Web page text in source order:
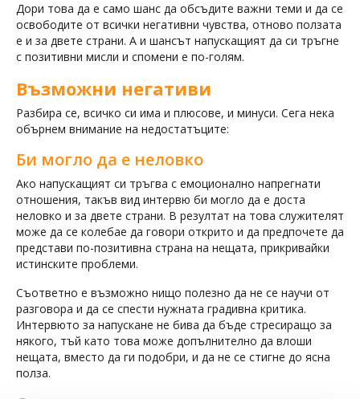
Дори това да е само шанс да обсъдите важни теми и да се
освободите от всички негативни чувства, отново ползата
е и за двете страни. А и шансът напускащият да си тръгне
с позитивни мисли и спомени е по-голям.
Възможни негативи
Разбира се, всичко си има и плюсове, и минуси. Сега нека
обърнем внимание на недостатъците:
Би могло да е неловко
Ако напускащият си тръгва с емоционално напрегнати
отношения, такъв вид интервю би могло да е доста
неловко и за двете страни. В резултат на това служителят
може да се колебае да говори открито и да предпочете да
представи по-позитивна страна на нещата, прикривайки
истинските проблеми.
Съответно е възможно нищо полезно да не се научи от
разговора и да се спести нужната градивна критика.
Интервюто за напускане не бива да бъде стресиращо за
някого, тъй като това може допълнително да влоши
нещата, вместо да ги подобри, и да не се стигне до ясна
полза.